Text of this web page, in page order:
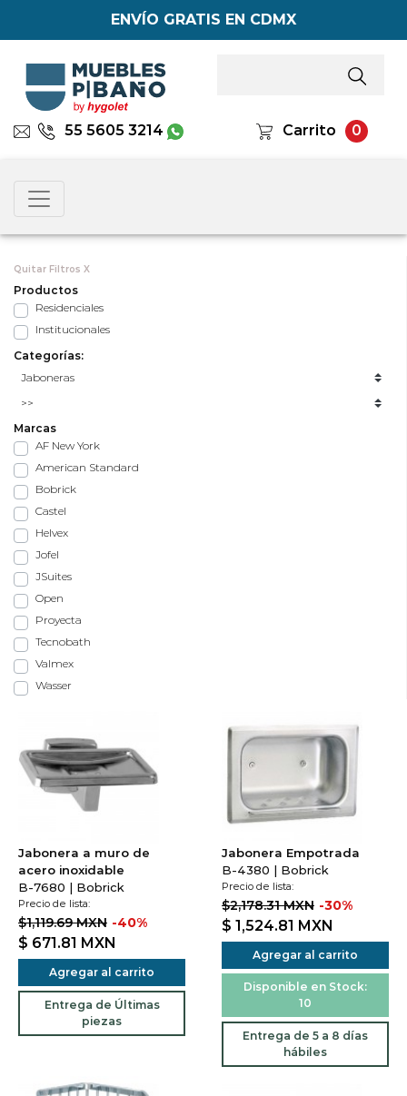
ENVÍO GRATIS EN CDMX
55 5605 3214 Carrito 0
Quitar Filtros X
Productos
Residenciales
Institucionales
Categorías:
Marcas
AF New York
American Standard
Bobrick
Castel
Helvex
Jofel
JSuites
Open
Proyecta
Tecnobath
Valmex
Wasser
Jabonera a muro de
acero inoxidable
B-7680 | Bobrick
Precio de lista:
$1,119.69 MXN -40%
$ 671.81 MXN
Agregar al carrito
Entrega de Últimas
piezas
Jabonera Empotrada
B-4380 | Bobrick
Precio de lista:
$2,178.31 MXN -30%
$ 1,524.81 MXN
Agregar al carrito
Disponible en Stock:
10
Entrega de 5 a 8 días
hábiles